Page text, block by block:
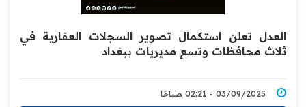
العدل تعلن استكمال تصوير السجلات العقارية في
ثلاث محافظات وتسع مديريات ببغداد
03/09/2025 - 02:21 صباحًا